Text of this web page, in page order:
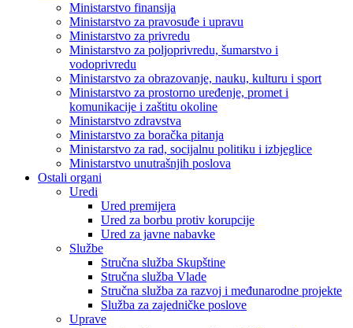
Ministarstvo finansija
Ministarstvo za pravosuđe i upravu
Ministarstvo za privredu
Ministarstvo za poljoprivredu, šumarstvo i
vodoprivredu
Ministarstvo za obrazovanje, nauku, kulturu i sport
Ministarstvo za prostorno uređenje, promet i
komunikacije i zaštitu okoline
Ministarstvo zdravstva
Ministarstvo za boračka pitanja
Ministarstvo za rad, socijalnu politiku i izbjeglice
Ministarstvo unutrašnjih poslova
Ostali organi
Uredi
Ured premijera
Ured za borbu protiv korupcije
Ured za javne nabavke
Službe
Stručna služba Skupštine
Stručna služba Vlade
Stručna služba za razvoj i međunarodne projekte
Služba za zajedničke poslove
Uprave